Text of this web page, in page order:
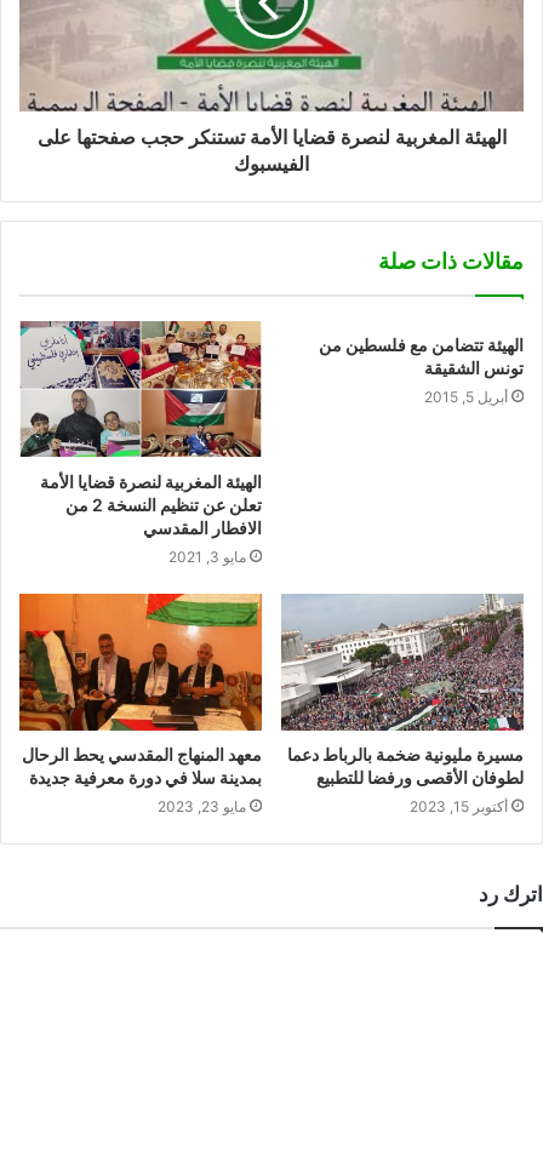
الهيئة المغربية لنصرة قضايا الأمة تستنكر حجب صفحتها على
الفيسبوك
مقالات ذات صلة
الهيئة تتضامن مع فلسطين من
تونس الشقيقة
أبريل 5, 2015
الهيئة المغربية لنصرة قضايا الأمة
تعلن عن تنظيم النسخة 2 من
الافطار المقدسي
مايو 3, 2021
مسيرة مليونية ضخمة بالرباط دعما
لطوفان الأقصى ورفضا للتطبيع
أكتوبر 15, 2023
معهد المنهاج المقدسي يحط الرحال
بمدينة سلا في دورة معرفية جديدة
مايو 23, 2023
اترك رد